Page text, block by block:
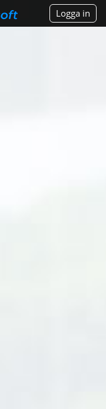
Logga in